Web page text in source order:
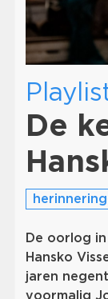
De
De oorlog
Hansko
jaren
voormalig